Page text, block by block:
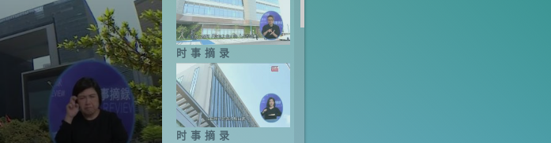
时事摘录
时事摘录